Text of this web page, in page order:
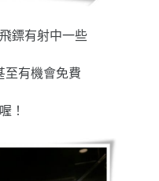
鏢有射中一些
至有機會免費
！